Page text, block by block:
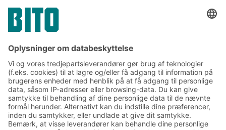
Kommunikation og presse
Tilmeld dig vores BITO
nyhedsbrev:
Nyheder og viden om lager
og logistik